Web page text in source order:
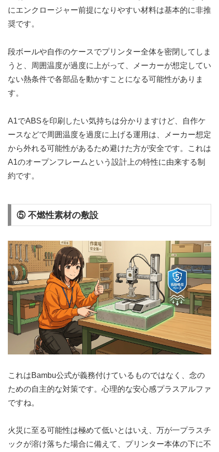
にエンクロージャー前提になりやすい材料は基本的に非推
奨です。
段ボールや自作のケースでプリンター全体を密閉してしま
うと、周囲温度が過度に上がって、メーカーが想定してい
ない熱条件で各部品を動かすことになる可能性がありま
す。
A1でABSを印刷したい気持ちは分かりますけど、自作ケ
ースなどで周囲温度を過度に上げる運用は、メーカー想定
から外れる可能性があるため避けた方が安全です。これは
A1のオープンフレームという設計上の特性に由来する制
約です。
⑤ 不燃性素材の敷設
これはBambu公式が義務付けているものではなく、念の
ための自主的な対策です。心理的な安心感プラスアルファ
ですね。
火災に至る可能性は極めて低いとはいえ、万が一プラスチ
ックが溶け落ちた場合に備えて、プリンター本体の下に不